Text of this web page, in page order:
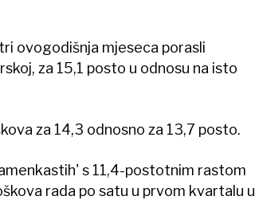
ovogodišnja mjeseca porasli
za 15,1 posto u odnosu na isto
za 14,3 odnosno za 13,7 posto.
s 11,4-postotnim rastom
rada po satu u prvom kvartalu u